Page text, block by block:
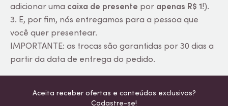
adicionar uma caixa de presente por apenas R$ 1!).
3. E, por fim, nós entregamos para a pessoa que
você quer presentear.
IMPORTANTE: as trocas são garantidas por 30 dias a
partir da data de entrega do pedido.
Aceita receber ofertas e conteúdos exclusivos?
Cadastre-se!